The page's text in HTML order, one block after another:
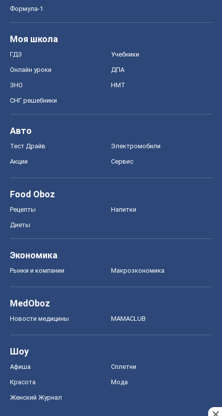
Формула-1
Моя школа
ГДЗ Учебники
Онлайн уроки ДПА
ЗНО НМТ
СНГ решебники
Авто
Тест Драйв Электромобили
Акции Сервис
Food Oboz
Рецепты Напитки
Диеты
Экономика
Рынки и компании Mакроэкономика
MedOboz
Новости медицины MAMACLUB
Шоу
Афиша Сплетни
Красота Мода
Женский Журнал